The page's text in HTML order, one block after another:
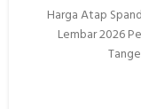
Harga Atap
Lembar 2026